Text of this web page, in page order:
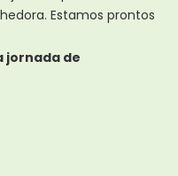
Estamos prontos
jornada de